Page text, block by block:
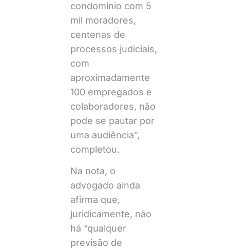
condomínio com 5
mil moradores,
centenas de
processos judiciais,
com
aproximadamente
100 empregados e
colaboradores, não
pode se pautar por
uma audiência”,
completou.
Na nota, o
advogado ainda
afirma que,
juridicamente, não
há “qualquer
previsão de